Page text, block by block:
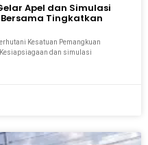
Apel dan Simulasi
Tingkatkan
Kesatuan Pemangkuan
dan simulasi